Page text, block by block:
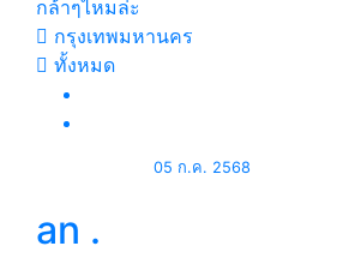
กล้าๆไหมล่ะ
กรุงเทพมหานคร
ทั้งหมด
05 ก.ค. 2568
an .